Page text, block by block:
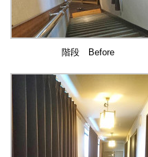
階段 Before